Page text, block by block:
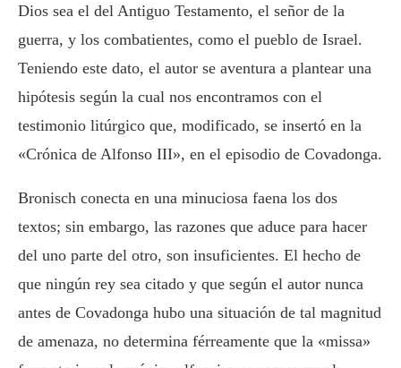
Dios sea el del Antiguo Testamento, el señor de la
guerra, y los combatientes, como el pueblo de Israel.
Teniendo este dato, el autor se aventura a plantear una
hipótesis según la cual nos encontramos con el
testimonio litúrgico que, modificado, se insertó en la
«Crónica de Alfonso III», en el episodio de Covadonga.
Bronisch conecta en una minuciosa faena los dos
textos; sin embargo, las razones que aduce para hacer
del uno parte del otro, son insuficientes. El hecho de
que ningún rey sea citado y que según el autor nunca
antes de Covadonga hubo una situación de tal magnitud
de amenaza, no determina férreamente que la «missa»